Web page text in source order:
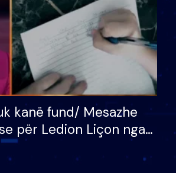
kanë fund/ Mesazhe
për Ledion Liçon nga
e tij, moderatori
dot lotët: Nuk meritoj…